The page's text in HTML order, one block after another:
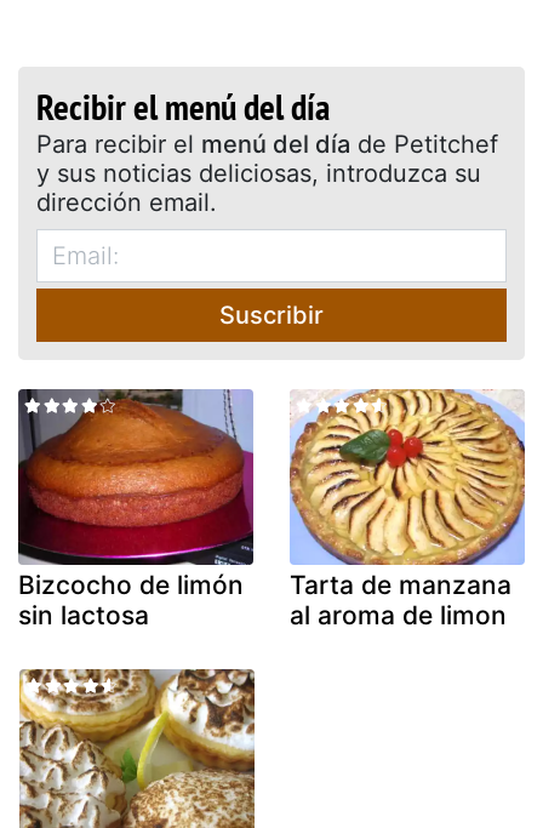
Recibir el menú del día
Para recibir el menú del día de Petitchef
y sus noticias deliciosas, introduzca su
dirección email.
Suscribir
Bizcocho de limón
sin lactosa
Tarta de manzana
al aroma de limon